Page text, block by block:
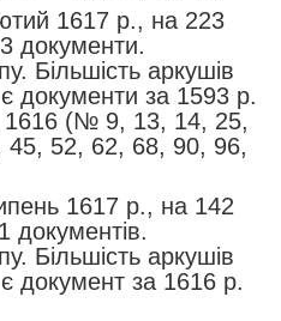
1617 р., на 223
документи.
Більшість аркушів
документи за 1593 р.
(№ 9, 13, 14, 25,
52, 62, 68, 90, 96,
1617 р., на 142
документів.
Більшість аркушів
документ за 1616 р.